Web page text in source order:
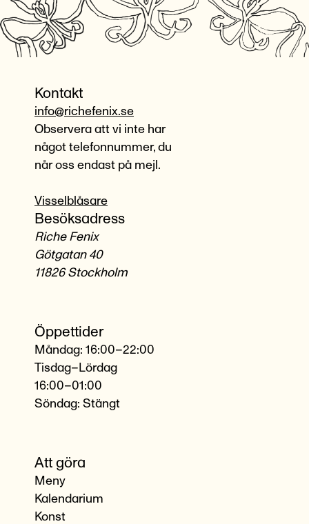
Öppettider
Måndag: 16:00–22:00
Tisdag–Lördag
16:00–01:00
Söndag: Stängt
Att göra
Meny
Kalendarium
Konst
Kontakt
info@richefenix.se
Observera att vi inte har
något telefonnummer, du
når oss endast på mejl.
Visselblåsare
Besöksadress
Riche Fenix
Götgatan 40
11826 Stockholm